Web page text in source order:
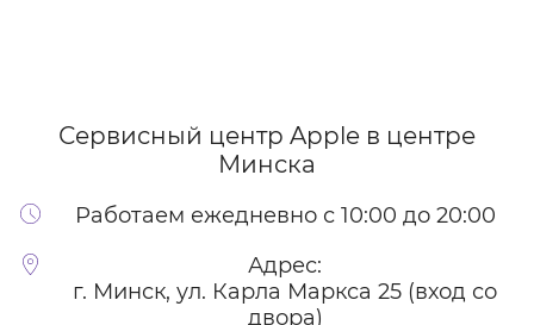
Сервисный центр Apple в центре
Минска
Работаем ежедневно с 10:00 до 20:00
Адрес:
г. Минск, ул. Карла Маркса 25 (вход со
двора)